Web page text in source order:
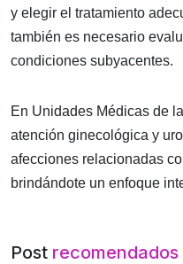
y elegir el tratamiento
también es necesario
condiciones subyacentes.
En Unidades Médicas de
atención ginecológica y
afecciones relacionadas
brindándote un enfoque
Post recomendados